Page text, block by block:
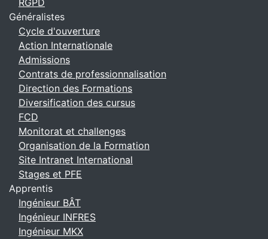
RGPD
Généralistes
Cycle d'ouverture
Action Internationale
Admissions
Contrats de professionnalisation
Direction des Formations
Diversification des cursus
FCD
Monitorat et challenges
Organisation de la Formation
Site Intranet International
Stages et PFE
Apprentis
Ingénieur BÂT
Ingénieur INFRES
Ingénieur MKX